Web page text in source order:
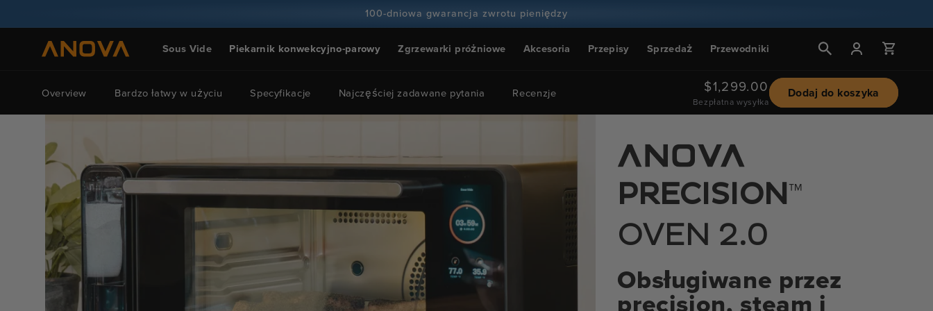
100-dniowa gwarancja zwrotu pieniędzy
Sous Vide Piekarnik konwekcyjno-parowy Zgrzewarki próżniowe Akcesoria Przepisy Sprzedaż Przewodniki
Zaloguj
się
Wózek
Overview Bardzo łatwy w użyciu Specyfikacje Najczęściej zadawane pytania Recenzje
Cena
regularna
$1,299.00
Bezpłatna wysyłka
Dodaj do koszyka
Przejdź
do
o
produkcie
PRECISION™
OVEN 2.0
Obsługiwane przez